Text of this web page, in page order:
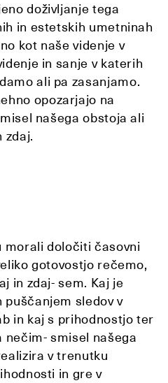
doživljanje tega
in estetskih umetninah
kot naše videnje v
in sanje v katerih
ali pa zasanjamo.
opozarjajo na
našega obstoja ali
zdaj.
morali določiti časovni
gotovostjo rečemo,
in zdaj- sem. Kaj je
sledov v
in kaj s prihodnostjo ter
nečim- smisel našega
v trenutku
in gre v